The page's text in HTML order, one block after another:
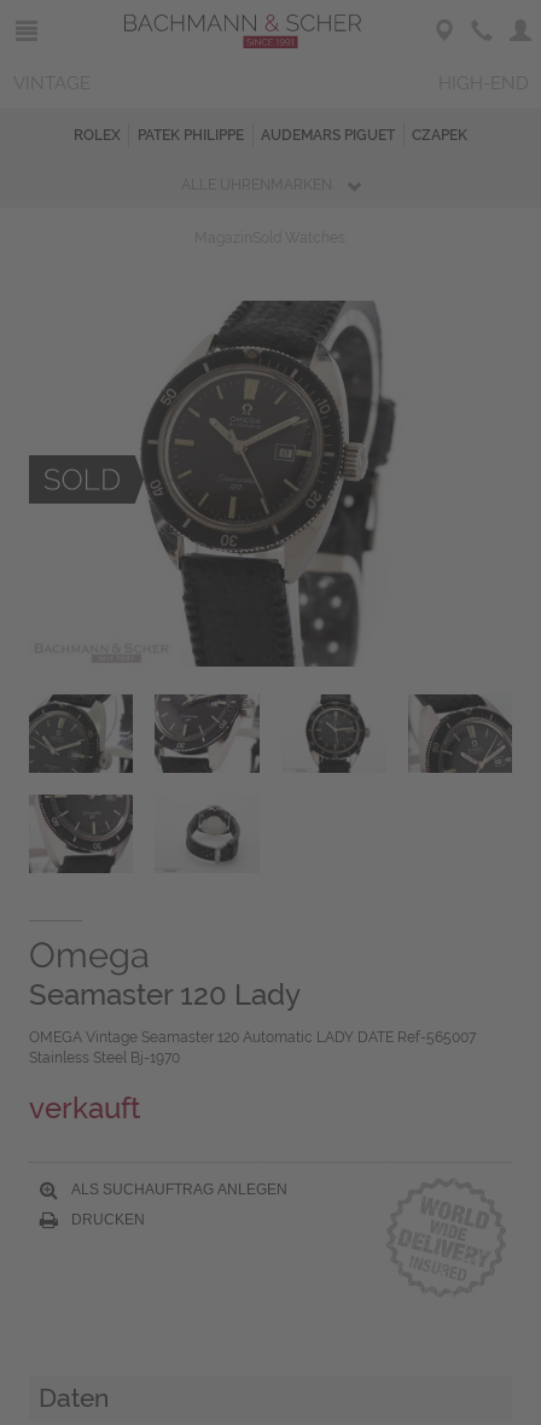
ROLEX PATEK PHILIPPE AUDEMARS PIGUET CZAPEK
Omega
Seamaster 120 Lady
OMEGA Vintage Seamaster 120 Automatic LADY DATE Ref-565007
Stainless Steel Bj-1970
verkauft
ALS SUCHAUFTRAG ANLEGEN
DRUCKEN
Daten